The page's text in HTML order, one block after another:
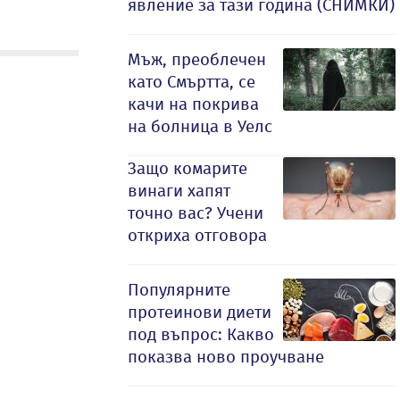
явление за тази година (СНИМКИ)
Мъж, преоблечен
като Смъртта, се
качи на покрива
на болница в Уелс
Защо комарите
винаги хапят
точно вас? Учени
откриха отговора
Популярните
протеинови диети
под въпрос: Какво
показва ново проучване